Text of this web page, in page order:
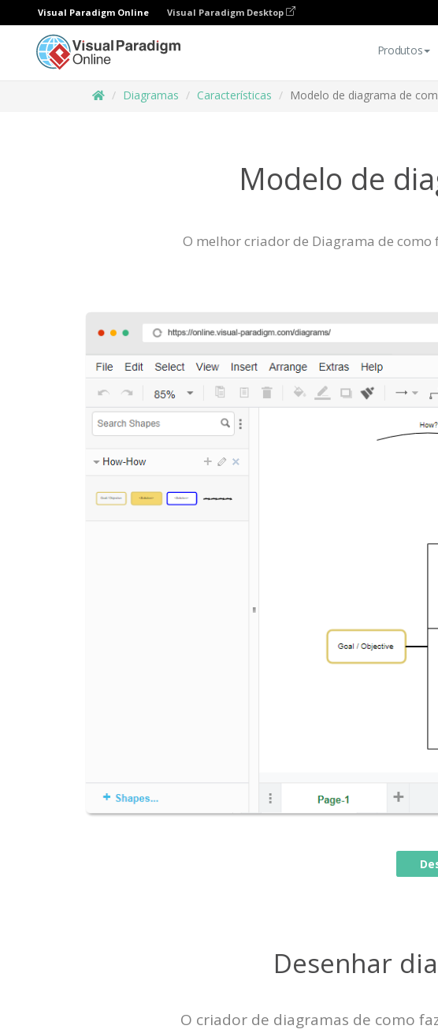
Visual Paradigm Online Visual Paradigm Desktop
Produtos
Diagramas Características Modelo de diagrama de
Modelo de
O melhor criador de Diagrama de
Desenhar
O criador de diagramas de como